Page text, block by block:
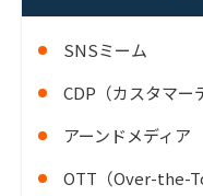
SNSミーム
CDP（カスタマー
アーンドメディア
OTT（Over-the-